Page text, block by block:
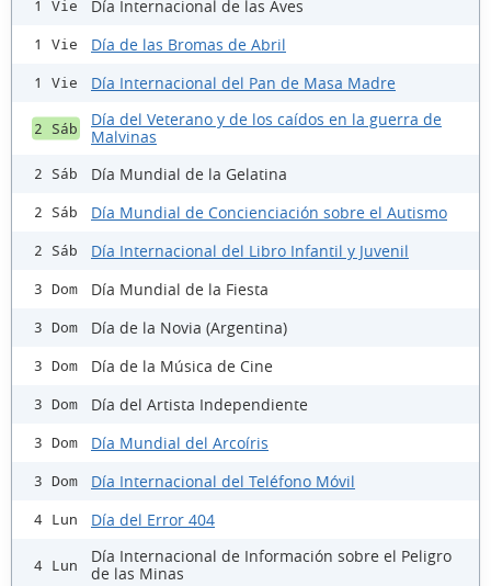
1 Vie Día Internacional de las Aves
1 Vie Día de las Bromas de Abril
1 Vie Día Internacional del Pan de Masa Madre
2 Sáb
Día del Veterano y de los caídos en la guerra de
Malvinas
2 Sáb Día Mundial de la Gelatina
2 Sáb Día Mundial de Concienciación sobre el Autismo
2 Sáb Día Internacional del Libro Infantil y Juvenil
3 Dom Día Mundial de la Fiesta
3 Dom Día de la Novia (Argentina)
3 Dom Día de la Música de Cine
3 Dom Día del Artista Independiente
3 Dom Día Mundial del Arcoíris
3 Dom Día Internacional del Teléfono Móvil
4 Lun Día del Error 404
4 Lun
Día Internacional de Información sobre el Peligro
de las Minas